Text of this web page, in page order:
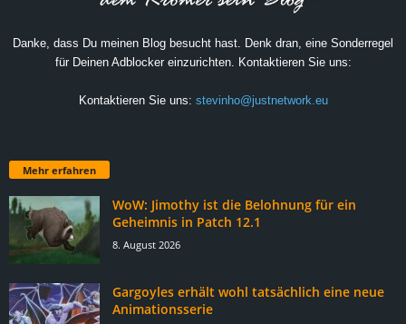
Danke, dass Du meinen Blog besucht hast. Denk dran, eine Sonderregel
für Deinen Adblocker einzurichten. Kontaktieren Sie uns:
Kontaktieren Sie uns: stevinho@justnetwork.eu
Mehr erfahren
WoW: Jimothy ist die Belohnung für ein
Geheimnis in Patch 12.1
8. August 2026
Gargoyles erhält wohl tatsächlich eine neue
Animationsserie